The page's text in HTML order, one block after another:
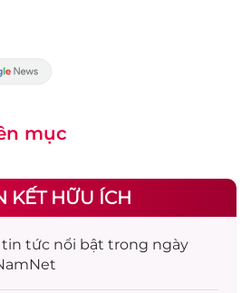
mục
KẾT HỮU ÍCH
tin tức nổi bật trong ngày